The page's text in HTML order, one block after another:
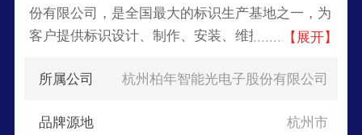
份有限公司，是全国最大的标识生产基地之一，为
客户提供标识设计、制作、安装、维护等一体化服
店、餐饮等多个行业，成功服务于北京奥运会、上
交通、机场、公路、大型公共设施提供智能导视系
【展开】
所属公司 杭州柏年智能光电子股份有限公司
品牌源地 杭州市